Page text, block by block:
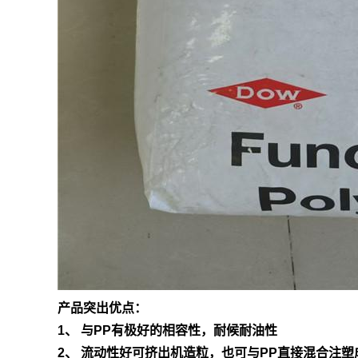
产品突出优点：
1、 与PP有极好的相容性，耐候耐油性
2、 流动性好可挤出机造粒，也可与PP直接混合注塑